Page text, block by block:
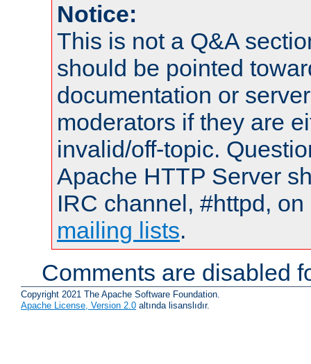
Notice:
This is not a Q&A
should be pointed
documentation or
moderators if they are
invalid/off-topic.
Apache HTTP Server
IRC channel, #httpd,
mailing lists.
Comments are disabled
Copyright 2021 The Apache Software Foundation.
Apache License, Version 2.0 altında lisanslıdır.